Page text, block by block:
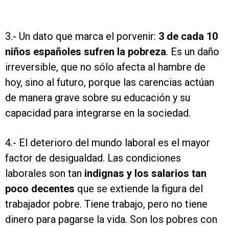
3.- Un dato que marca el porvenir: 3 de cada 10
niños españoles sufren la pobreza. Es un daño
irreversible, que no sólo afecta al hambre de
hoy, sino al futuro, porque las carencias actúan
de manera grave sobre su educación y su
capacidad para integrarse en la sociedad.
4.- El deterioro del mundo laboral es el mayor
factor de desigualdad. Las condiciones
laborales son tan indignas y los salarios tan
poco decentes que se extiende la figura del
trabajador pobre. Tiene trabajo, pero no tiene
dinero para pagarse la vida. Son los pobres con